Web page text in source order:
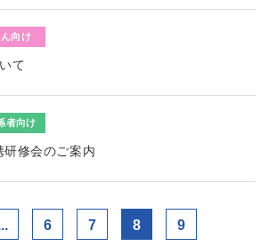
向け
て
者向け
修会のご案内
6 7 8 9